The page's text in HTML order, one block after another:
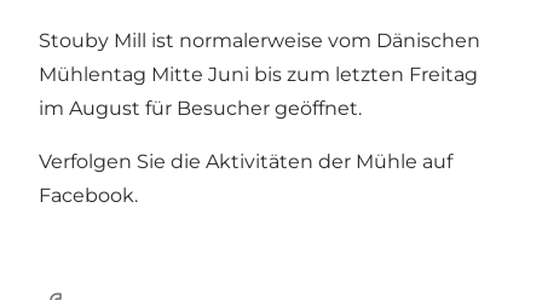
Stouby Mill ist normalerweise vom Dänischen
Mühlentag Mitte Juni bis zum letzten Freitag
im August für Besucher geöffnet.
Verfolgen Sie die Aktivitäten der Mühle auf
Facebook.